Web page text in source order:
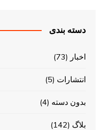
دسته بندی
اخبار (73)
انتشارات (5)
بدون دسته (4)
بلاگ (142)